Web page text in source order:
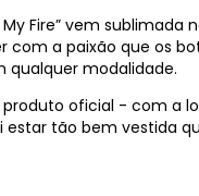
Fire” vem sublimada
a paixão que os
modalidade.
oficial - com a
estar tão bem vestida